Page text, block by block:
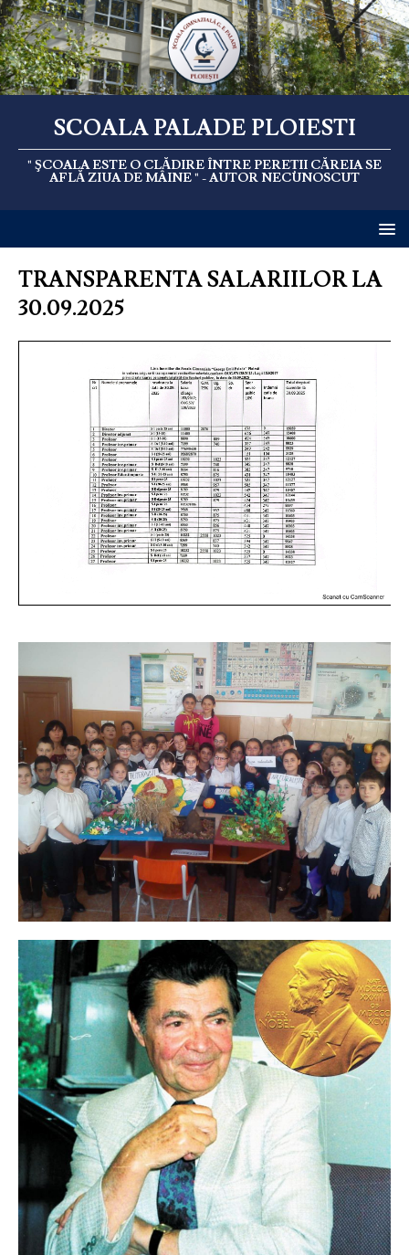
SCOALA PALADE PLOIESTI
" ŞCOALA ESTE O CLĂDIRE ÎNTRE PEREȚII CĂREIA SE
AFLĂ ZIUA DE MÂINE " - AUTOR NECUNOSCUT
TRANSPARENTA SALARIILOR LA
30.09.2025